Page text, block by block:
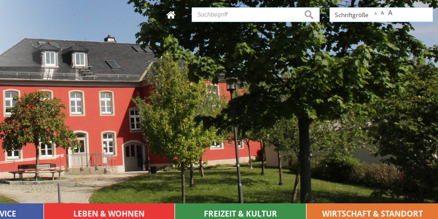
Schriftgröße A A A
suchen
LEBEN & WOHNEN FREIZEIT & KULTUR WIRTSCHAFT & STANDORT